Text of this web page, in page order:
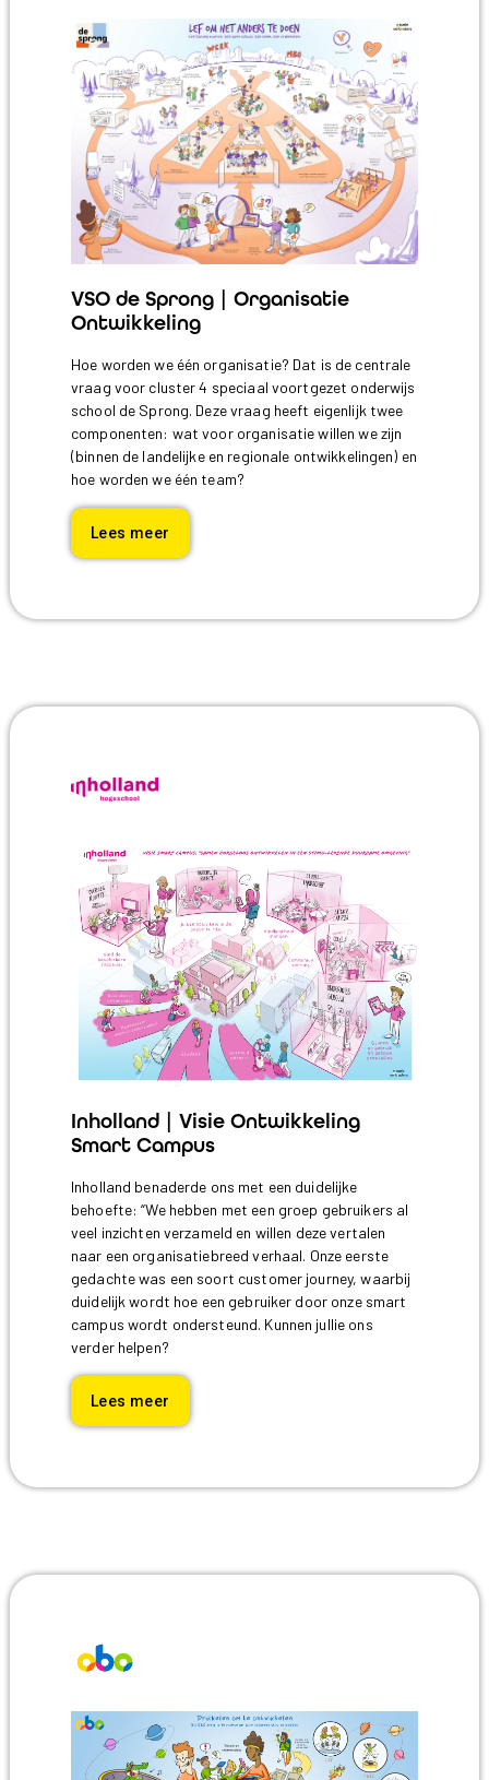
VSO de Sprong | Organisatie
Ontwikkeling
Hoe worden we één organisatie? Dat is de centrale
vraag voor cluster 4 speciaal voortgezet onderwijs
school de Sprong. Deze vraag heeft eigenlijk twee
componenten: wat voor organisatie willen we zijn
(binnen de landelijke en regionale ontwikkelingen) en
hoe worden we één team?
Lees meer
Inholland | Visie Ontwikkeling
Smart Campus
Inholland benaderde ons met een duidelijke
behoefte: “We hebben met een groep gebruikers al
veel inzichten verzameld en willen deze vertalen
naar een organisatiebreed verhaal. Onze eerste
gedachte was een soort customer journey, waarbij
duidelijk wordt hoe een gebruiker door onze smart
campus wordt ondersteund. Kunnen jullie ons
verder helpen?
Lees meer